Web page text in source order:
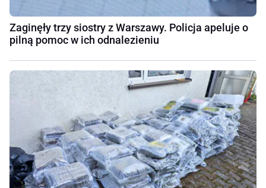
Zaginęły trzy siostry z Warszawy. Policja apeluje o
pilną pomoc w ich odnalezieniu